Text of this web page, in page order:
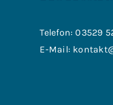
Telefon:03529
E-Mail: